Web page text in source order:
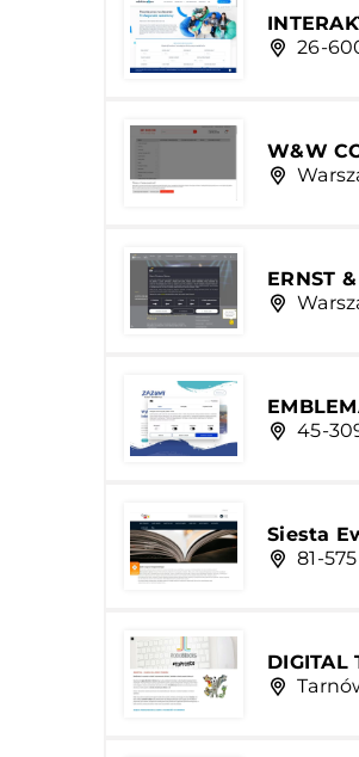
26-
W&W
ERNST
45-
Siesta
81-
DIGITAL